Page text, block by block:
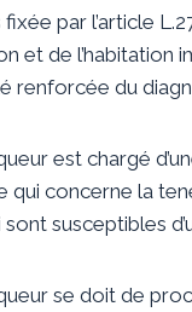
par l’article
et de l’habitation
renforcée du
est chargé
qui concerne la
susceptibles
se doit de